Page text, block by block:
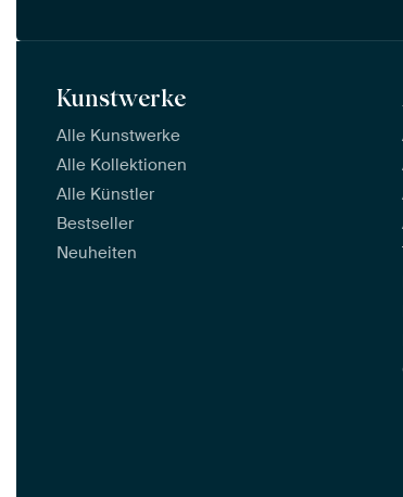
Kunstwerke
Alle Kunstwerke
Alle Kollektionen
Alle Künstler
Bestseller
Neuheiten